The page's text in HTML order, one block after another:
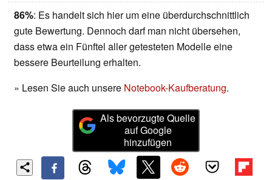
86%: Es handelt sich hier um eine überdurchschnittlich
gute Bewertung. Dennoch darf man nicht übersehen,
dass etwa ein Fünftel aller getesteten Modelle eine
bessere Beurteilung erhalten.
» Lesen Sie auch unsere Notebook-Kaufberatung.
Als bevorzugte Quelle
auf Google
hinzufügen